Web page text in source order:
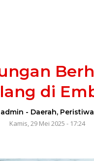
di
admin - Daerah, Peristiwa
Kamis, 29 Mei 2025 - 17:24